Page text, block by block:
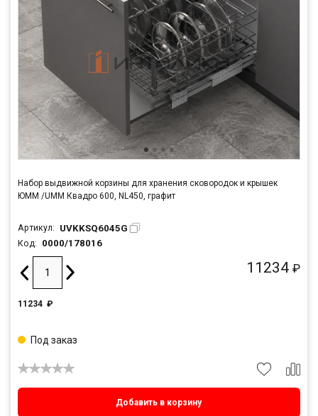
Набор выдвижной корзины для хранения сковородок и крышек
ЮММ /UMM Квадро 600, NL450, графит
Артикул: UVKKSQ6045G
Код: 0000/178016
11234 ₽
11234 ₽
Добавить в корзину
Под заказ